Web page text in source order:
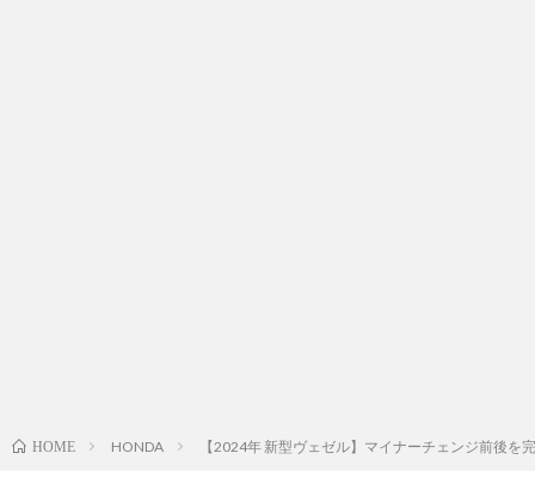
HOME HONDA 【2024年 新型ヴェゼル】マイナーチェンジ前後